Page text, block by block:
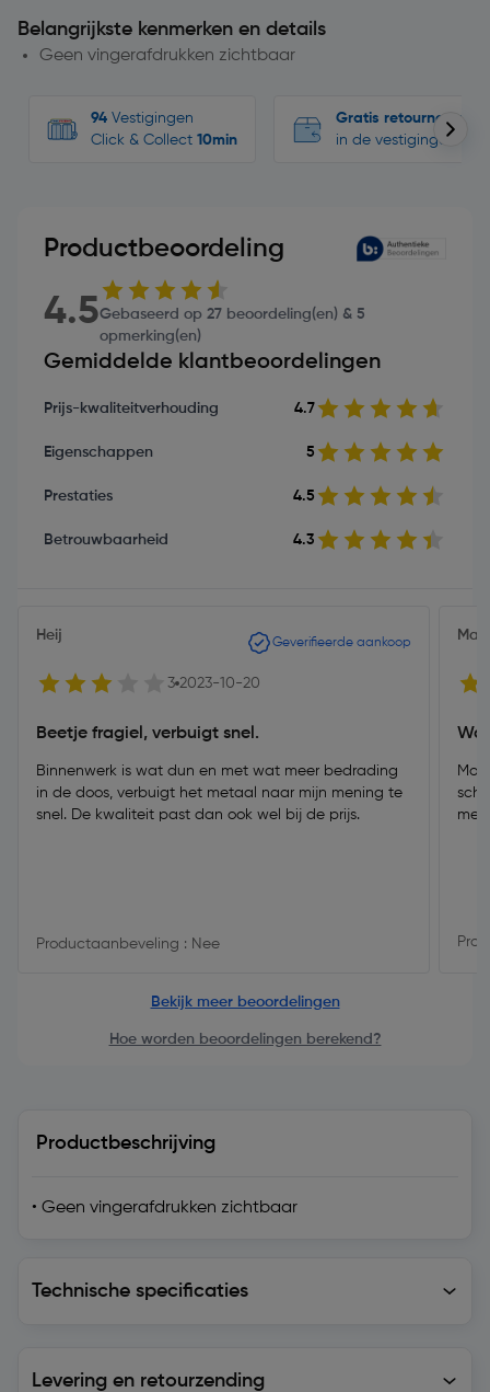
Belangrijkste kenmerken en details
Geen vingerafdrukken zichtbaar
94 Vestigingen
Click & Collect 10min
Gratis retourneren
in de vestigingen
Productbeoordeling
4.5Gebaseerd op 27 beoordeling(en) & 5
opmerking(en)
Gemiddelde klantbeoordelingen
Prijs-kwaliteitverhouding 4.7
Eigenschappen 5
Prestaties 4.5
Betrouwbaarheid 4.3
Heij Geverifieerde aankoop
3 2023-10-20
Beetje fragiel, verbuigt snel.
Binnenwerk is wat dun en met wat meer bedrading
in de doos, verbuigt het metaal naar mijn mening te
snel. De kwaliteit past dan ook wel bij de prijs.
Productaanbeveling : Nee
met
Bekijk meer beoordelingen
Hoe worden beoordelingen berekend?
Productbeschrijving
• Geen vingerafdrukken zichtbaar
Technische specificaties
Levering en retourzending